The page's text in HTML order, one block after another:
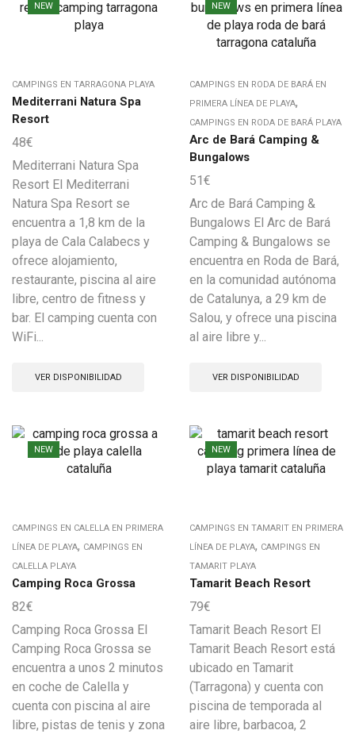
NEW
CAMPINGS EN TARRAGONA PLAYA
Mediterrani Natura Spa
Resort
48€
Mediterrani Natura Spa
Resort El Mediterrani
Natura Spa Resort se
encuentra a 1,8 km de la
playa de Cala Calabecs y
ofrece alojamiento,
restaurante, piscina al aire
libre, centro de fitness y
bar. El camping cuenta con
WiFi...
VER DISPONIBILIDAD
NEW
CAMPINGS EN RODA DE BARÁ EN
PRIMERA LÍNEA DE PLAYA,
CAMPINGS EN RODA DE BARÁ PLAYA
Arc de Bará Camping &
Bungalows
51 €
Arc de Bará Camping &
Bungalows El Arc de Bará
Camping & Bungalows se
encuentra en Roda de Bará,
en la comunidad autónoma
de Catalunya, a 29 km de
Salou, y ofrece una piscina
al aire libre y...
VER DISPONIBILIDAD
NEW
CAMPINGS EN CALELLA EN PRIMERA
LÍNEA DE PLAYA, CAMPINGS EN
CALELLA PLAYA
Camping Roca Grossa
82€
Camping Roca Grossa El
Camping Roca Grossa se
encuentra a unos 2 minutos
en coche de Calella y
cuenta con piscina al aire
libre, pistas de tenis y zona
NEW
CAMPINGS EN TAMARIT EN PRIMERA
LÍNEA DE PLAYA, CAMPINGS EN
TAMARIT PLAYA
Tamarit Beach Resort
79€
Tamarit Beach Resort El
Tamarit Beach Resort está
ubicado en Tamarit
(Tarragona) y cuenta con
piscina de temporada al
aire libre, barbacoa, 2